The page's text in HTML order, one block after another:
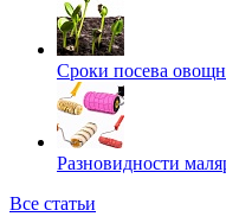
Сроки посева
Разновидности
Все статьи